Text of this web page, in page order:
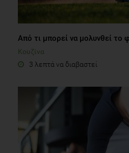
Από τι μπορεί να μολυνθεί το
Κουζίνα
3 λεπτά να διαβαστεί